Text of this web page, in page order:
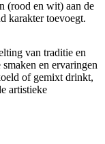
(rood en wit) aan de
karakter toevoegt.
van traditie en
en ervaringen
of gemixt drinkt,
artistieke